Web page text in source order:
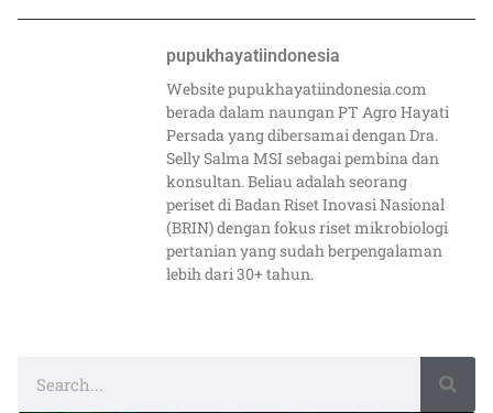
pupukhayatiindonesia
Website pupukhayatiindonesia.com
berada dalam naungan PT Agro Hayati
Persada yang dibersamai dengan Dra.
Selly Salma MSI sebagai pembina dan
konsultan. Beliau adalah seorang
periset di Badan Riset Inovasi Nasional
(BRIN) dengan fokus riset mikrobiologi
pertanian yang sudah berpengalaman
lebih dari 30+ tahun.